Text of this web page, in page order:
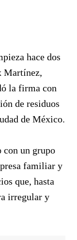
hace dos
Martínez,
la firma con
de residuos
de México.
un grupo
familiar y
que, hasta
irregular y